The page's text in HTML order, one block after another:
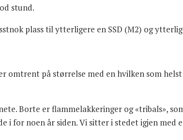
stund.
plass til ytterligere en SSD (M2) og
omtrent på størrelse med en hvilken som
Borte er flammelakkeringer og «tribals»,
i for noen år siden. Vi sitter i stedet igjen med